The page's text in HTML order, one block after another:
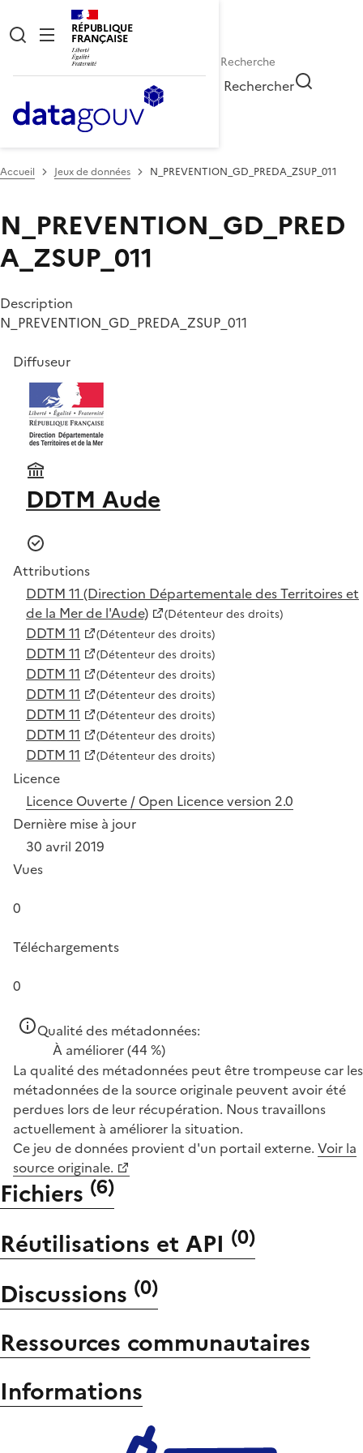
RÉPUBLIQUE
FRANÇAISE
Rechercher
Accueil Jeux de données N_PREVENTION_GD_PREDA_ZSUP_011
N_PREVENTION_GD_PRED
A_ZSUP_011
Description
N_PREVENTION_GD_PREDA_ZSUP_011
Diffuseur
DDTM Aude
Attributions
DDTM 11 (Direction Départementale des Territoires et
de la Mer de l'Aude)
(Détenteur des droits)
DDTM 11 (Détenteur des droits)
DDTM 11 (Détenteur des droits)
DDTM 11 (Détenteur des droits)
DDTM 11 (Détenteur des droits)
DDTM 11 (Détenteur des droits)
DDTM 11 (Détenteur des droits)
DDTM 11 (Détenteur des droits)
Licence
Licence Ouverte / Open Licence version 2.0
Dernière mise à jour
30 avril 2019
Vues
0
Téléchargements
0
Qualité des métadonnées:
À améliorer(44 %)
La qualité des métadonnées peut être trompeuse car les
métadonnées de la source originale peuvent avoir été
perdues lors de leur récupération. Nous travaillons
actuellement à améliorer la situation.
Ce jeu de données provient d'un portail externe. Voir la
source originale.
Fichiers (6)
Réutilisations et API (0)
Discussions (0)
Ressources communautaires
Informations